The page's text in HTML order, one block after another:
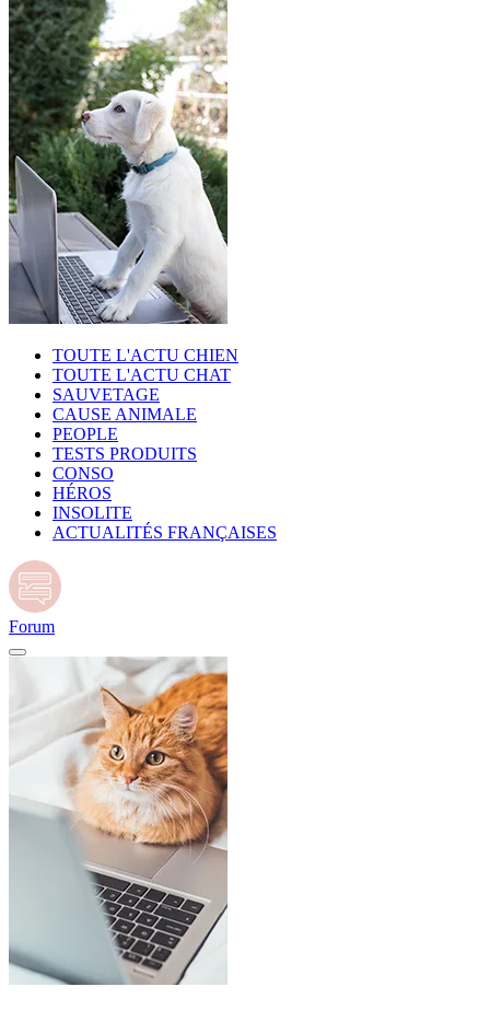
TOUTE L'ACTU CHIEN
TOUTE L'ACTU CHAT
SAUVETAGE
CAUSE ANIMALE
PEOPLE
TESTS PRODUITS
CONSO
HÉROS
INSOLITE
ACTUALITÉS FRANÇAISES
Forum